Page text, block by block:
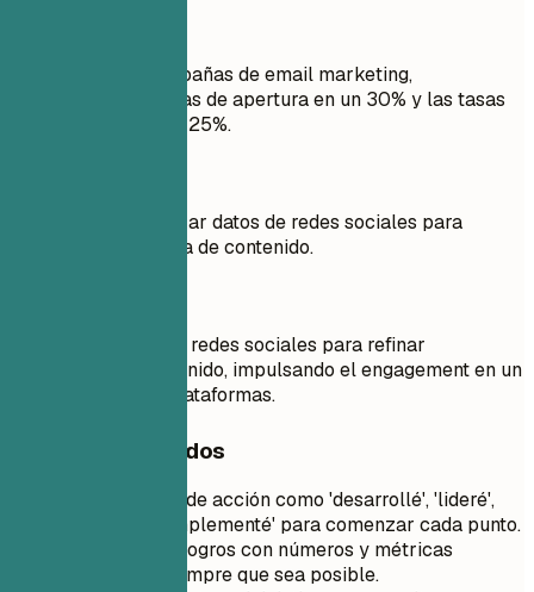
Creé y ejecuté campañas de email marketing,
aumentando las tasas de apertura en un 30% y las tasas
de conversión en un 25%.
Encargado de analizar datos de redes sociales para
mejorar la estrategia de contenido.
Analicé métricas de redes sociales para refinar
estrategias de contenido, impulsando el engagement en un
45% en todas las plataformas.
Consejos rápidos
Utiliza verbos de acción como 'desarrollé', 'lideré',
'colaboré' e 'implementé' para comenzar cada punto.
Cuantifica tus logros con números y métricas
específicas siempre que sea posible.